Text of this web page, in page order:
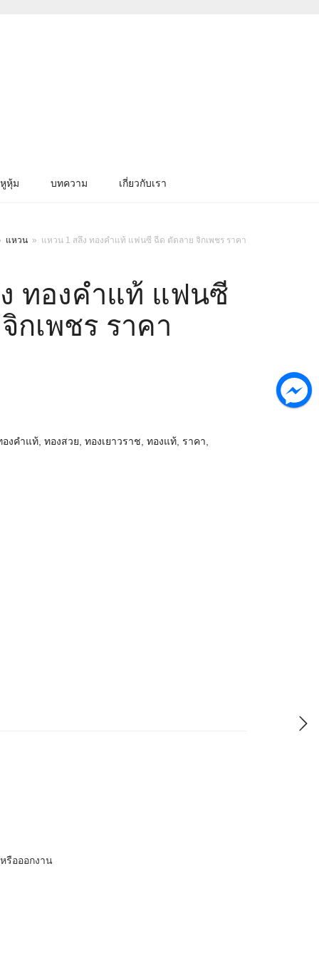
หุ้ม บทความ เกี่ยวกับเรา
แหวน » แหวน 1 สลึง ทองคำแท้ แฟนซี ฉีด ตัดลาย จิกเพชร ราคา
ทองคำแท้ แฟนซี
กเพชร ราคา
องคำแท้ ทองสวย ทองเยาวราช ทองแท้ ราคา
รือออกงาน